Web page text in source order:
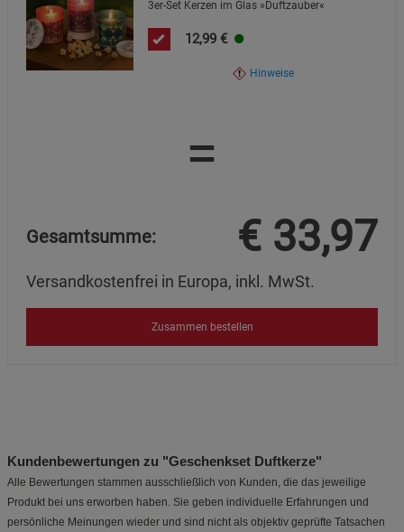
3er-Set Kerzen im Glas »Duftzauber«
12,99 €
Hinweise
=
Gesamtsumme: € 33,97
Versandkostenfrei in Europa, inkl. MwSt.
Zusammen bestellen
Kundenbewertungen zu "Geschenkset Duftkerze"
Alle Bewertungen stammen ausschließlich von Kunden, die das jeweilige
Produkt bei uns erworben haben. Sie geben individuelle Erfahrungen und
persönliche Meinungen wieder und sind nicht als objektiv geprüfte Tatsachen